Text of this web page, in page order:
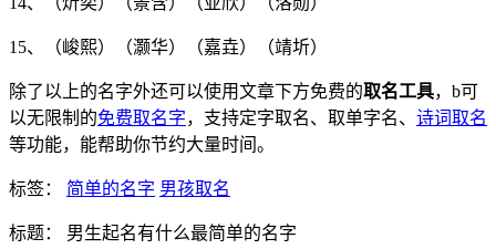
15、（峻熙）（灏华）（嘉垚）（靖圻）
除了以上的名字外还可以使用文章下方免费的取名工具，b可
以无限制的免费取名字，支持定字取名、取单字名、 诗词取名
等功能，能帮助你节约大量时间。
标签： 简单的名字 男孩取名
标题： 男生起名有什么最简单的名字